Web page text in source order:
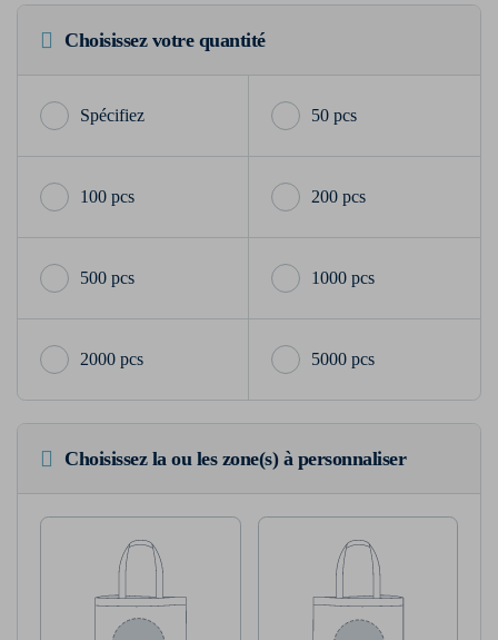
Choisissez votre quantité
50 pcs
100 pcs 200 pcs
500 pcs 1000 pcs
2000 pcs 5000 pcs
Choisissez la ou les zone(s) à personnaliser